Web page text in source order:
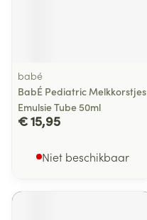
babé
BabÉ Pediatric Melkkorstjes
Emulsie Tube 50ml
€ 15,95
Niet beschikbaar